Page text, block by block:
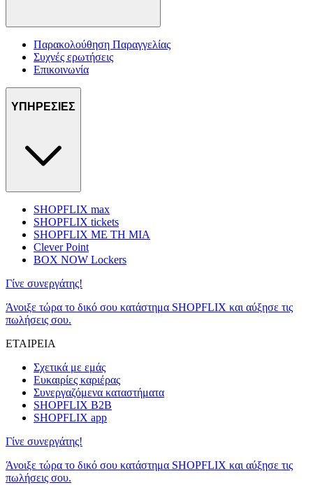
Παρακολούθηση Παραγγελίας
Συχνές ερωτήσεις
Επικοινωνία
ΥΠΗΡΕΣΙΕΣ
SHOPFLIX max
SHOPFLIX tickets
SHOPFLIX ΜΕ ΤΗ ΜΙΑ
Clever Point
BOX NOW Lockers
Γίνε συνεργάτης!
Άνοιξε τώρα το δικό σου κατάστημα SHOPFLIX και αύξησε τις
πωλήσεις σου.
ΕΤΑΙΡΕΙΑ
Σχετικά με εμάς
Ευκαιρίες καριέρας
Συνεργαζόμενα καταστήματα
SHOPFLIX B2B
SHOPFLIX app
Γίνε συνεργάτης!
Άνοιξε τώρα το δικό σου κατάστημα SHOPFLIX και αύξησε τις
πωλήσεις σου.